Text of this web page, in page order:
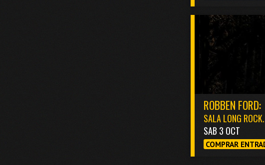
ROBBEN FORD:
SALA LONG
SAB 3 OCT
COMPRAR